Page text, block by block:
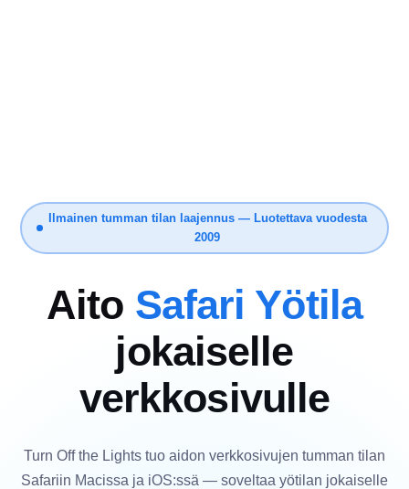
Ilmainen tumman tilan laajennus — Luotettava vuodesta
2009
Aito Safari Yötila
jokaiselle
verkkosivulle
Turn Off the Lights tuo aidon verkkosivujen tumman tilan
Safariin Macissa ja iOS:ssä — soveltaa yötilan jokaiselle